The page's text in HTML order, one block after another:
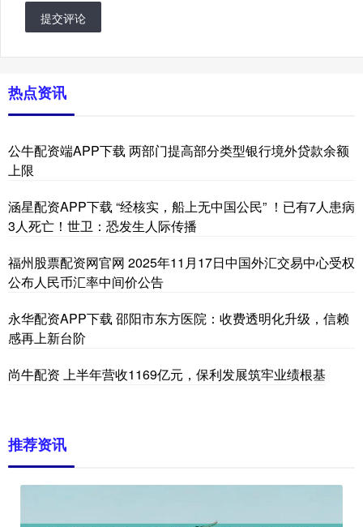
提交评论
热点资讯
公牛配资端APP下载 两部门提高部分类型银行境外贷款余额
上限
涵星配资APP下载 “经核实，船上无中国公民” ！已有7人患病
3人死亡！世卫：恐发生人际传播
福州股票配资网官网 2025年11月17日中国外汇交易中心受权
公布人民币汇率中间价公告
永华配资APP下载 邵阳市东方医院：收费透明化升级，信赖
感再上新台阶
尚牛配资 上半年营收1169亿元，保利发展筑牢业绩根基
推荐资讯